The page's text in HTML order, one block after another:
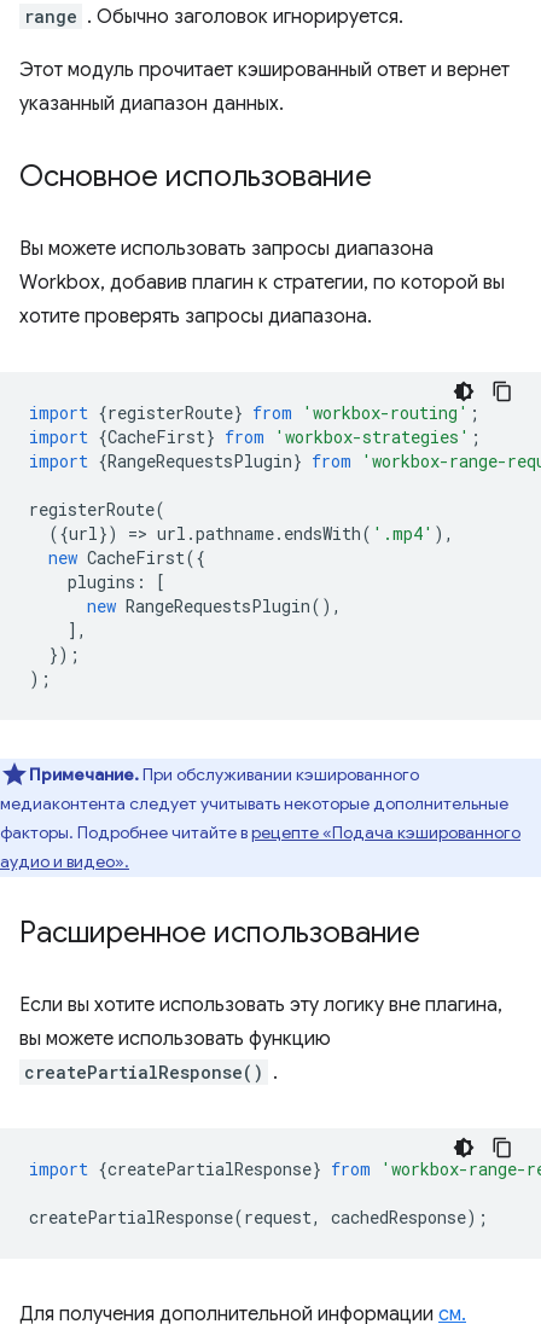
range . Обычно заголовок игнорируется.
Этот модуль прочитает кэшированный ответ и вернет
указанный диапазон данных.
Основное использование
Вы можете использовать запросы диапазона
Workbox, добавив плагин к стратегии, по которой вы
хотите проверять запросы диапазона.
import {registerRoute} from 'workbox-routing' ;
import {CacheFirst} from 'workbox-strategies' ;
import {RangeRequestsPlugin} from 'workbox-range-
registerRoute(
({url}) => url .pathname. endsWith( '.mp4' ),
new CacheFirst({
plugins :
[
new RangeRequestsPlugin(),
],
});
);
Примечание.При обслуживании кэшированного
медиаконтента следует учитывать некоторые дополнительные
факторы. Подробнее читайте врецепте «Подача кэшированного
аудио и видео».
Расширенное использование
Если вы хотите использовать эту логику вне плагина,
вы можете использовать функцию
createPartialResponse() .
import {createPartialResponse} from 'workbox-range-
createPartialResponse(request, cachedResponse);
Для получения дополнительной информации см.